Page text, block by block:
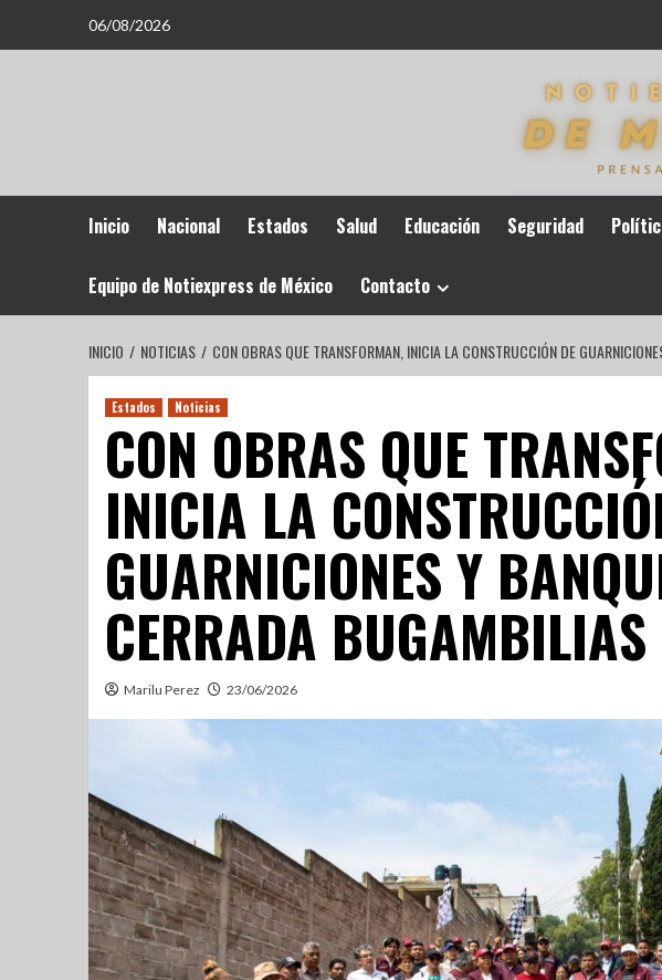
06/08/2026
Inicio Nacional Estados Salud Educación Seguridad
Equipo de Notiexpress de México Contacto
INICIO NOTICIAS CON OBRAS QUE TRANSFORMAN, INICIA LA CONSTRUCCIÓN DE
Estados Noticias
CON OBRAS QUE
INICIA LA
GUARNICIONES Y
CERRADA BUGAMBILIAS
Marilu Perez 23/06/2026